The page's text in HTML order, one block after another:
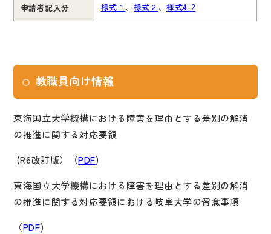
申請者記入分 様式１ 、 様式２ 、様式4-2
教職員向け情報
東海国立大学機構における障害を理由とする差別の解消
の推進に関する対応要領
(R6改訂版）（PDF)
東海国立大学機構における障害を理由とする差別の解消
の推進に関する対応要領における岐阜大学の留意事項
（PDF)